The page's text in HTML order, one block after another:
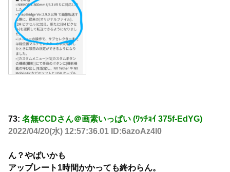
73: 名無CCDさん＠画素いっぱい (ﾜｯﾁｮｲ 375f-EdYG)
2022/04/20(水) 12:57:36.01 ID:6azoAz4l0
ん？やばいかも
アップレート1時間かかっても終わらん。